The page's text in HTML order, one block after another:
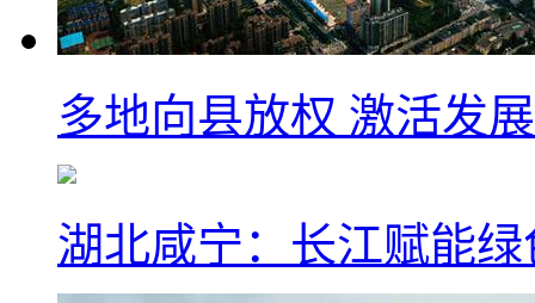
多地向县放权 激活发
湖北咸宁：长江赋能